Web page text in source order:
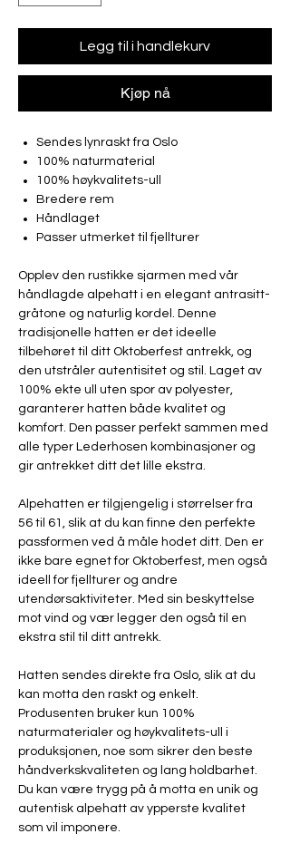
Legg til i handlekurv
Kjøp nå
Sendes lynraskt fra Oslo
100% naturmaterial
100% høykvalitets-ull
Bredere rem
Håndlaget
Passer utmerket til fjellturer
Opplev den rustikke sjarmen med vår
håndlagde alpehatt i en elegant antrasitt-
gråtone og naturlig kordel. Denne
tradisjonelle hatten er det ideelle
tilbehøret til ditt Oktoberfest antrekk, og
den utstråler autentisitet og stil. Laget av
100% ekte ull uten spor av polyester,
garanterer hatten både kvalitet og
komfort. Den passer perfekt sammen med
alle typer Lederhosen kombinasjoner og
gir antrekket ditt det lille ekstra.
Alpehatten er tilgjengelig i størrelser fra
56 til 61, slik at du kan finne den perfekte
passformen ved å måle hodet ditt. Den er
ikke bare egnet for Oktoberfest, men også
ideell for fjellturer og andre
utendørsaktiviteter. Med sin beskyttelse
mot vind og vær legger den også til en
ekstra stil til ditt antrekk.
Hatten sendes direkte fra Oslo, slik at du
kan motta den raskt og enkelt.
Produsenten bruker kun 100%
naturmaterialer og høykvalitets-ull i
produksjonen, noe som sikrer den beste
håndverkskvaliteten og lang holdbarhet.
Du kan være trygg på å motta en unik og
autentisk alpehatt av ypperste kvalitet
som vil imponere.